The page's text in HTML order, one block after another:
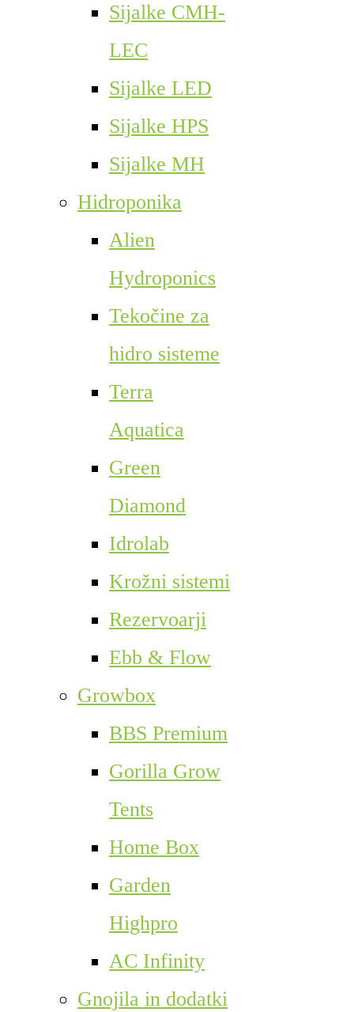
Sijalke CMH-
LEC
Sijalke LED
Sijalke HPS
Sijalke MH
Hidroponika
Alien
Hydroponics
Tekočine za
hidro sisteme
Terra
Aquatica
Green
Diamond
Idrolab
Krožni sistemi
Rezervoarji
Ebb & Flow
Growbox
BBS Premium
Gorilla Grow
Tents
Home Box
Garden
Highpro
AC Infinity
Gnojila in dodatki